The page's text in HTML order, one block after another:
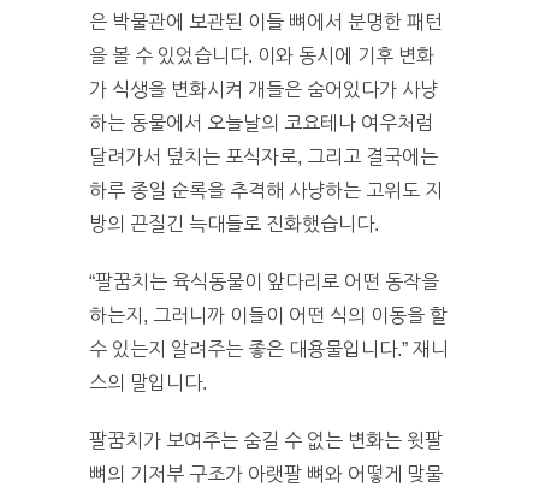
은 박물관에 보관된 이들 뼈에서 분명한 패턴
을 볼 수 있었습니다. 이와 동시에 기후 변화
가 식생을 변화시켜 개들은 숨어있다가 사냥
하는 동물에서 오늘날의 코요테나 여우처럼
달려가서 덮치는 포식자로, 그리고 결국에는
하루 종일 순록을 추격해 사냥하는 고위도 지
방의 끈질긴 늑대들로 진화했습니다.
“팔꿈치는 육식동물이 앞다리로 어떤 동작을
하는지, 그러니까 이들이 어떤 식의 이동을 할
수 있는지 알려주는 좋은 대용물입니다.” 재니
스의 말입니다.
팔꿈치가 보여주는 숨길 수 없는 변화는 윗팔
뼈의 기저부 구조가 아랫팔 뼈와 어떻게 맞물